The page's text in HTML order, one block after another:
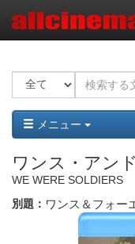
メニュー
ワンス・アン
WE WERE SOLDIERS
別題： ワンス＆フォー